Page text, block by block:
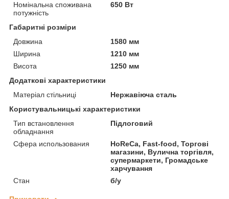
Номінальна споживана
потужність
650 Вт
Габаритні розміри
Довжина
1580 мм
Ширина
1210 мм
Висота
1250 мм
Додаткові характеристики
Матеріал стільниці
Нержавіюча сталь
Користувальницькі характеристики
Тип встановлення
обладнання
Підлоговий
Сфера использования
HoReCa, Fast-food, Торгові
магазини, Вулична торгівля,
супермаркети, Громадське
харчування
Стан
б/у